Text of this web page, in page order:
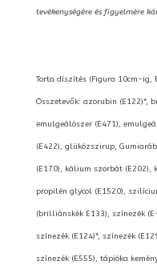
tevékenységére és figyelmére
Torta díszítés (Figura 10cm-ig,
Összetevők: azorubin (E122)*,
emulgeálószer (E471),
(E422), glükózszirup,
(E170), kálium szorbát
propilén glycol (E1520),
(brilliánskék E133), színezék
színezék (E124)*, színezék
színezék (E555), tápióka